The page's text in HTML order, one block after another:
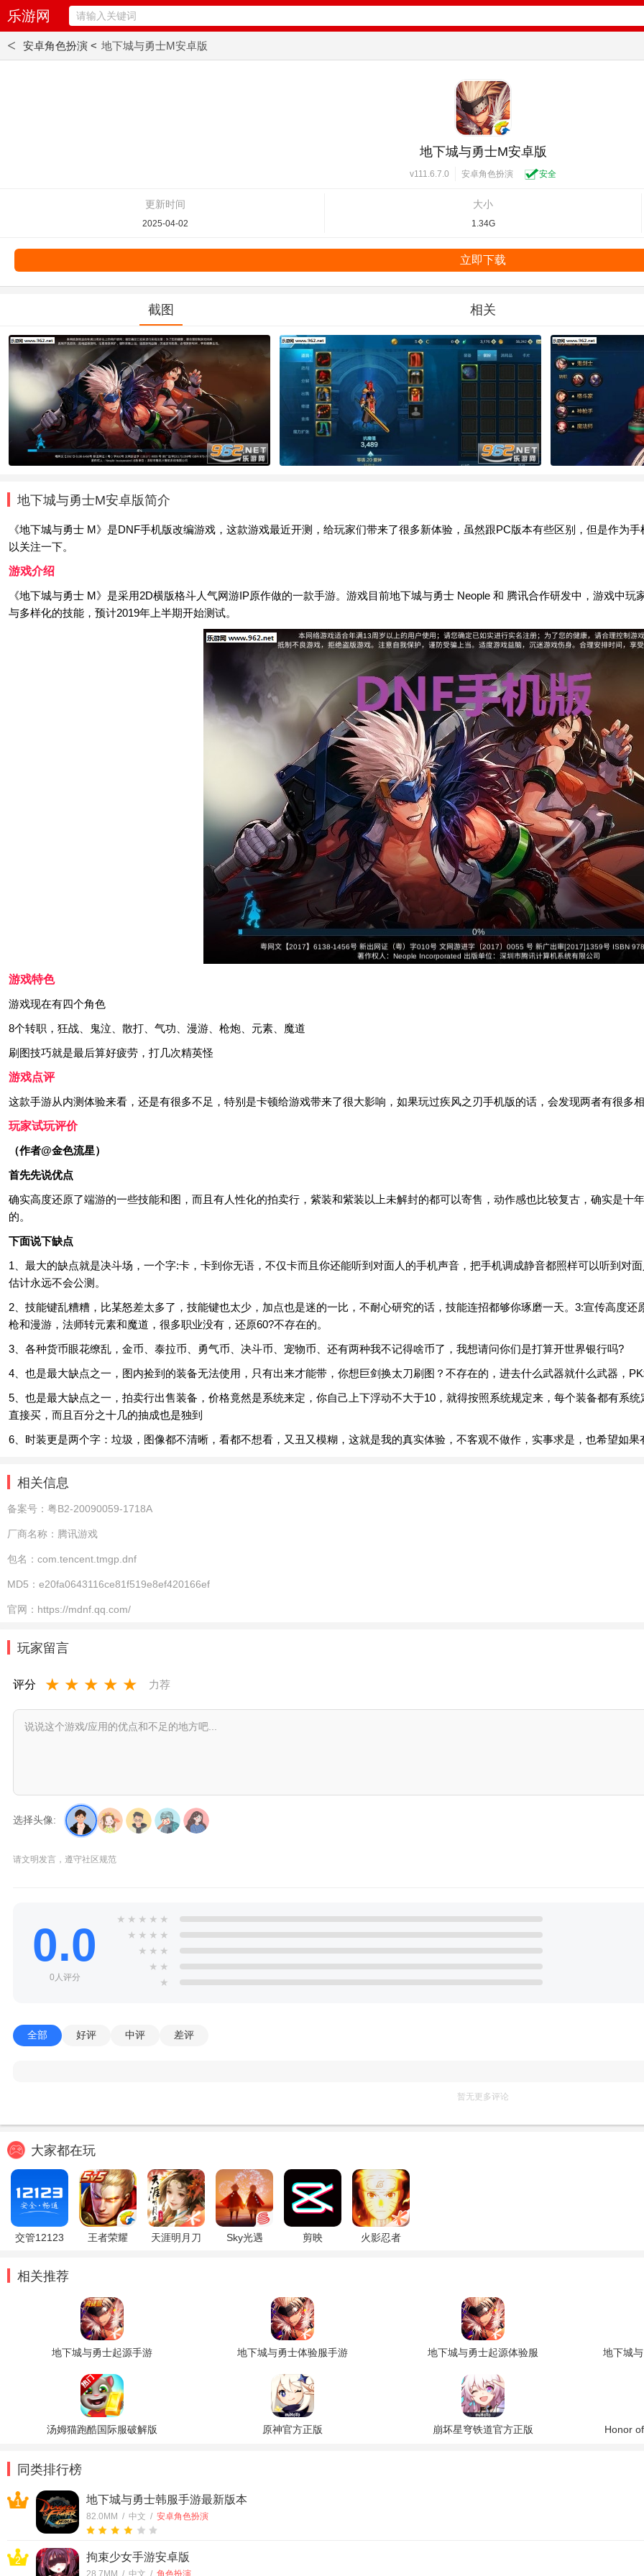
乐游网
< 安卓角色扮演 < 地下城与勇士M安卓版
地下城与勇士M安卓版
v111.6.7.0 安卓角色扮演 安全
更新时间
2025-04-02
大小
1.34G
立即下载
截图 相关
地下城与勇士M安卓版简介
《地下城与勇士 M》是DNF手机版改编游戏，这款游戏最近开测，给玩家们带来了很多新体验，虽然跟PC版本有些区别，但是作为
以关注一下。
游戏介绍
《地下城与勇士 M》是采用2D横版格斗人气网游IP原作做的一款手游。游戏目前地下城与勇士 Neople 和 腾讯合作研发中，游戏中
与多样化的技能，预计2019年上半期开始测试。
游戏特色
游戏现在有四个角色
8个转职，狂战、鬼泣、散打、气功、漫游、枪炮、元素、魔道
刷图技巧就是最后算好疲劳，打几次精英怪
游戏点评
这款手游从内测体验来看，还是有很多不足，特别是卡顿给游戏带来了很大影响，如果玩过疾风之刃手机版的话，会发现两者有很多
玩家试玩评价
（作者@金色流星）
首先先说优点
确实高度还原了端游的一些技能和图，而且有人性化的拍卖行，紫装和紫装以上未解封的都可以寄售，动作感也比较复古，确实是十
的。
下面说下缺点
1、最大的缺点就是决斗场，一个字:卡，卡到你无语，不仅卡而且你还能听到对面人的手机声音，把手机调成静音都照样可以听到对
估计永远不会公测。
2、技能键乱糟糟，比某怒差太多了，技能键也太少，加点也是迷的一比，不耐心研究的话，技能连招都够你琢磨一天。3:宣传高度
枪和漫游，法师转元素和魔道，很多职业没有，还原60?不存在的。
3、各种货币眼花缭乱，金币、泰拉币、勇气币、决斗币、宠物币、还有两种我不记得啥币了，我想请问你们是打算开世界银行吗?
4、也是最大缺点之一，图内捡到的装备无法使用，只有出来才能带，你想巨剑换太刀刷图？不存在的，进去什么武器就什么武器，
5、也是最大缺点之一，拍卖行出售装备，价格竟然是系统来定，你自己上下浮动不大于10，就得按照系统规定来，每个装备都有系
直接买，而且百分之十几的抽成也是独到
6、时装更是两个字：垃圾，图像都不清晰，看都不想看，又丑又模糊，这就是我的真实体验，不客观不做作，实事求是，也希望如
相关信息
备案号： 粤B2-20090059-1718A
厂商名称： 腾讯游戏
包名： com.tencent.tmgp.dnf
MD5： e20fa0643116ce81f519e8ef420166ef
官网： https://mdnf.qq.com/
玩家留言
评分 ★ ★ ★ ★ ★ 力荐
选择头像:
请文明发言，遵守社区规范
0.0
0人评分
★ ★ ★ ★ ★
★ ★ ★ ★
★ ★ ★
★ ★
★
全部 好评 中评 差评
暂无更多评论
大家都在玩
交管12123 王者荣耀 天涯明月刀 Sky光遇 剪映 火影忍者
相关推荐
地下城与勇士起源手游 地下城与勇士体验服手游 地下城与勇士起源体验服 地下城
汤姆猫跑酷国际服破解版 原神官方正版 崩坏星穹铁道官方正版 Honor
同类排行榜
1 地下城与勇士韩服手游最新版本
82.0MM / 中文 / 安卓角色扮演
2 拘束少女手游安卓版
28.7MM / 中文 / 角色扮演